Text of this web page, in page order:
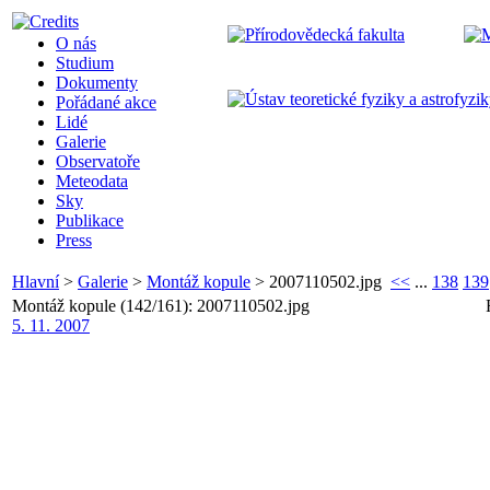
O nás
Studium
Dokumenty
Pořádané akce
Lidé
Galerie
Observatoře
Meteodata
Sky
Publikace
Press
Hlavní> Galerie > Montáž kopule > 2007110502.jpg << ... 138 139
Montáž kopule (142/161): 2007110502.jpg
5. 11. 2007